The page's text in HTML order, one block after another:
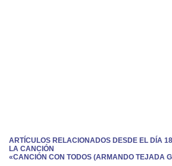
ARTÍCULOS RELACIONADOS DESDE EL DÍA
LA CANCIÓN
«CANCIÓN CON TODOS (ARMANDO TEJADA